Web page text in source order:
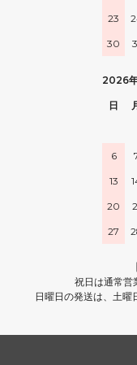
23
30
2026
日
6
13
20
27
祝日は通常営
日曜日の発送は、土曜